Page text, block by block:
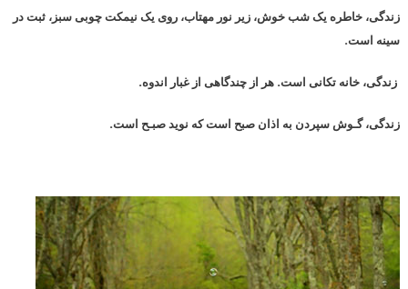
زندگی، خاطره یک شب خوش، زیر نور مهتاب، روی یک نیمکت چوبی سبز، ثبت در
سینه است.
زندگی، خانه تکانی است. هر از چندگاهی از غبار اندوه.
زندگی، گـوش سپردن به اذان صبح است که نوید صبـح است.